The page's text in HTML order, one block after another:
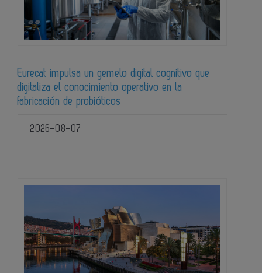
Eurecat impulsa un gemelo digital cognitivo que
digitaliza el conocimiento operativo en la
fabricación de probióticos
2026-08-07